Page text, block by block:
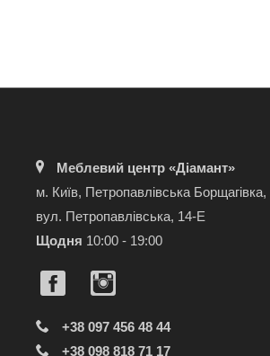
Меблевий центр «Діамант»
м. Київ, Петропавлівська Борщагівка,
вул. Петропавлівська, 14-Е
Щодня 10:00 - 19:00
+38 097 456 48 44
+38 098 818 71 17